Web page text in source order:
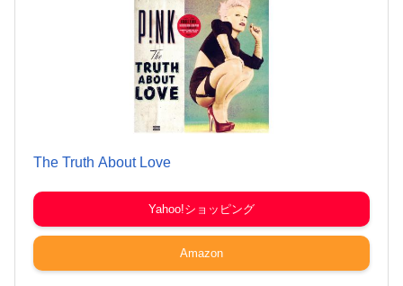
The Truth About Love
Yahoo!ショッピング
Amazon